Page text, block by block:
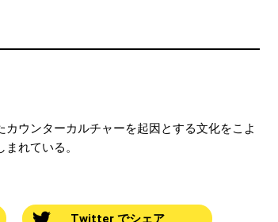
ウンターカルチャーを起因とする文化をこよ
れている。
Twitter でシェア